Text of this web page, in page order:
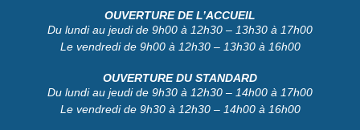
OUVERTURE DE L’ACCUEIL
Du lundi au jeudi de 9h00 à 12h30 – 13h30 à 17h00
Le vendredi de 9h00 à 12h30 – 13h30 à 16h00
OUVERTURE DU STANDARD
Du lundi au jeudi de 9h30 à 12h30 – 14h00 à 17h00
Le vendredi de 9h30 à 12h30 – 14h00 à 16h00